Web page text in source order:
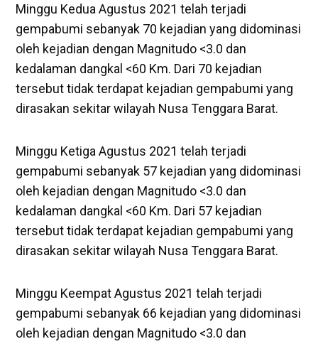
Minggu Kedua Agustus 2021 telah terjadi
gempabumi sebanyak 70 kejadian yang didominasi
oleh kejadian dengan Magnitudo <3.0 dan
kedalaman dangkal <60 Km. Dari 70 kejadian
tersebut tidak terdapat kejadian gempabumi yang
dirasakan sekitar wilayah Nusa Tenggara Barat.
Minggu Ketiga Agustus 2021 telah terjadi
gempabumi sebanyak 57 kejadian yang didominasi
oleh kejadian dengan Magnitudo <3.0 dan
kedalaman dangkal <60 Km. Dari 57 kejadian
tersebut tidak terdapat kejadian gempabumi yang
dirasakan sekitar wilayah Nusa Tenggara Barat.
Minggu Keempat Agustus 2021 telah terjadi
gempabumi sebanyak 66 kejadian yang didominasi
oleh kejadian dengan Magnitudo <3.0 dan